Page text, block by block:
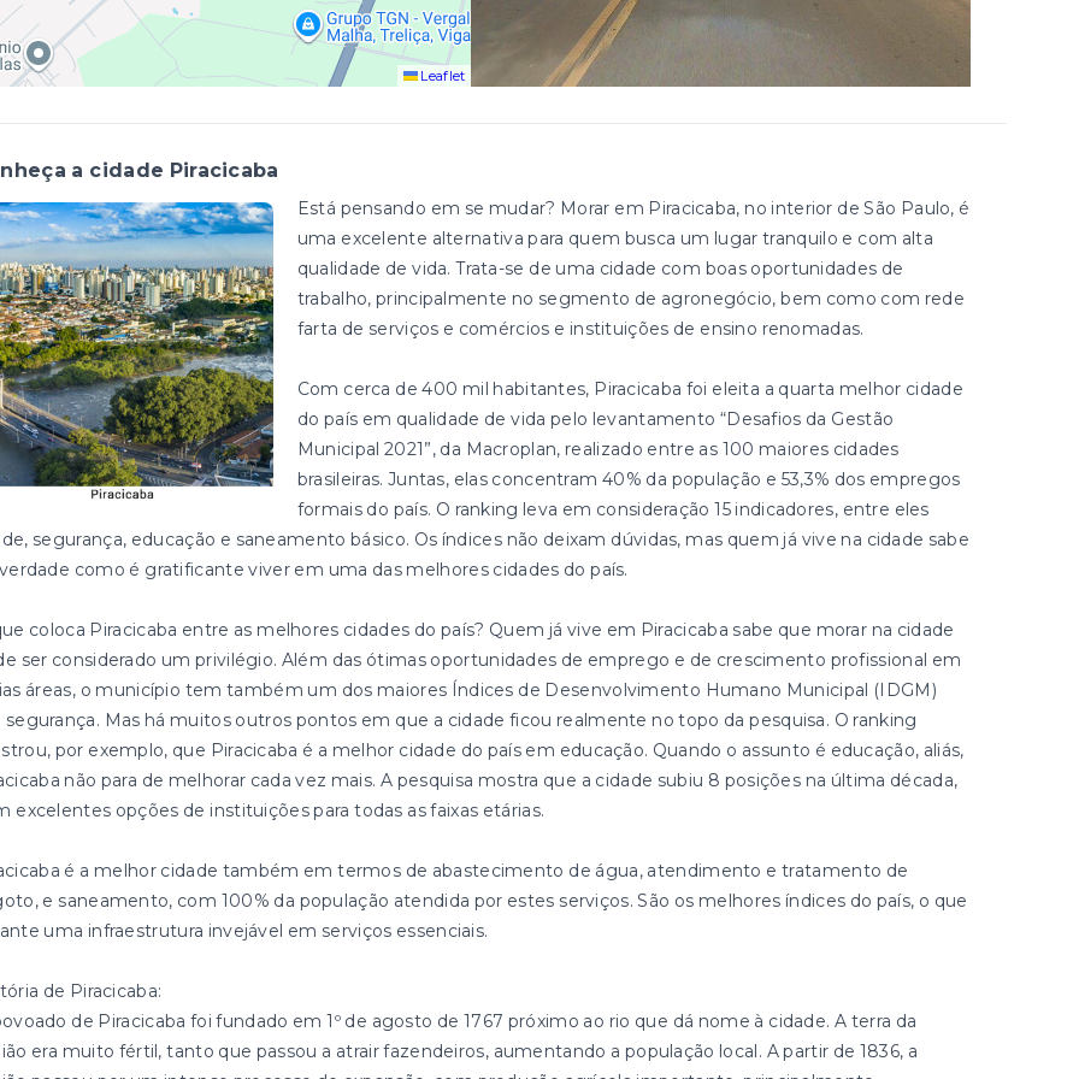
Leaflet
a cidade Piracicaba
Está pensando em se mudar? Morar em Piracicaba, no interior de São Paulo, é
uma excelente alternativa para quem busca um lugar tranquilo e com alta
qualidade de vida. Trata-se de uma cidade com boas oportunidades de
trabalho, principalmente no segmento de agronegócio, bem como com rede
farta de serviços e comércios e instituições de ensino renomadas.
Com cerca de 400 mil habitantes, Piracicaba foi eleita a quarta melhor cidade
do país em qualidade de vida pelo levantamento “Desafios da Gestão
Municipal 2021”, da Macroplan, realizado entre as 100 maiores cidades
brasileiras. Juntas, elas concentram 40% da população e 53,3% dos empregos
formais do país. O ranking leva em consideração 15 indicadores, entre eles
segurança, educação e saneamento básico. Os índices não deixam dúvidas, mas quem já vive na cidade sabe
como é gratificante viver em uma das melhores cidades do país.
coloca Piracicaba entre as melhores cidades do país? Quem já vive em Piracicaba sabe que morar na cidade
ser considerado um privilégio. Além das ótimas oportunidades de emprego e de crescimento profissional em
áreas, o município tem também um dos maiores Índices de Desenvolvimento Humano Municipal (IDGM)
segurança. Mas há muitos outros pontos em que a cidade ficou realmente no topo da pesquisa. O ranking
por exemplo, que Piracicaba é a melhor cidade do país em educação. Quando o assunto é educação, aliás,
não para de melhorar cada vez mais. A pesquisa mostra que a cidade subiu 8 posições na última década,
excelentes opções de instituições para todas as faixas etárias.
é a melhor cidade também em termos de abastecimento de água, atendimento e tratamento de
e saneamento, com 100% da população atendida por estes serviços. São os melhores índices do país, o que
uma infraestrutura invejável em serviços essenciais.
de Piracicaba:
de Piracicaba foi fundado em 1º de agosto de 1767 próximo ao rio que dá nome à cidade. A terra da
era muito fértil, tanto que passou a atrair fazendeiros, aumentando a população local. A partir de 1836, a